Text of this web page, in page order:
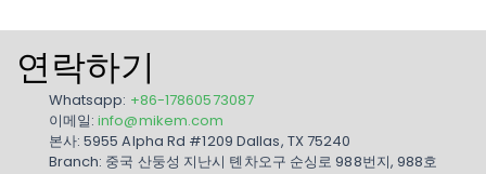
연락하기
Whatsapp: +86-17860573087
이메일:info@mikem.com
본사: 5955 Alpha Rd #1209 Dallas, TX 75240
Branch: 중국 산둥성 지난시 톈차오구 순싱로 988번지, 988호